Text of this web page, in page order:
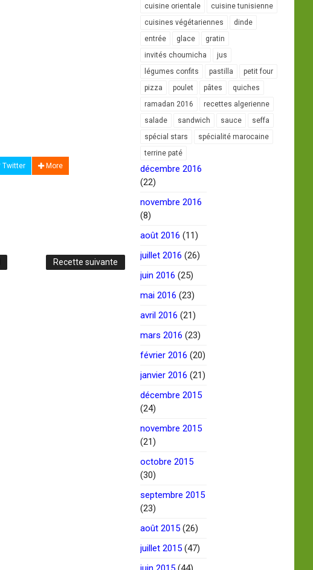
Twitter More
Recette suivante
cuisine orientale
cuisine tunisienne
cuisines végétariennes
dinde
entrée
glace
gratin
invités choumicha
jus
légumes confits
pastilla
petit four
pizza
poulet pâtes
quiches
ramadan 2016
recettes algerienne
salade
sandwich sauce
seffa
spécial stars
spécialité marocaine
terrine paté
décembre 2016
(22)
novembre 2016
(8)
août 2016 (11)
juillet 2016 (26)
juin 2016 (25)
mai 2016 (23)
avril 2016 (21)
mars 2016 (23)
février 2016 (20)
janvier 2016 (21)
décembre 2015
(24)
novembre 2015
(21)
octobre 2015
(30)
septembre 2015
(23)
août 2015 (26)
juillet 2015 (47)